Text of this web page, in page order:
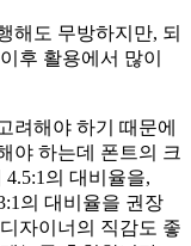
해도 무방하지만, 되
후 활용에서 많이
려해야 하기 때문에
야 하는데 폰트의 크
4.5:1의 대비율을,
의 대비율을 권장
자이너의 직감도 좋